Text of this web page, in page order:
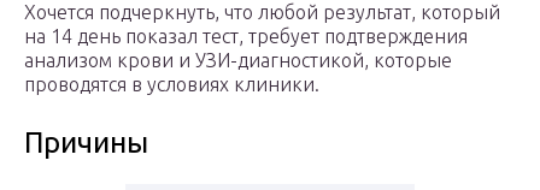
Хочется подчеркнуть, что любой результат, который
на 14 день показал тест, требует подтверждения
анализом крови и УЗИ-диагностикой, которые
проводятся в условиях клиники.
Причины